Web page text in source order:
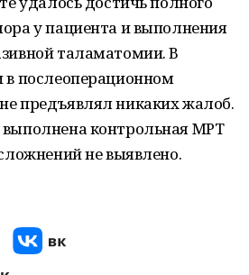
у пациента и выполнения
таламатомии. В
в послеоперационном
предъявлял никаких жалоб.
контрольная МРТ
не выявлено.